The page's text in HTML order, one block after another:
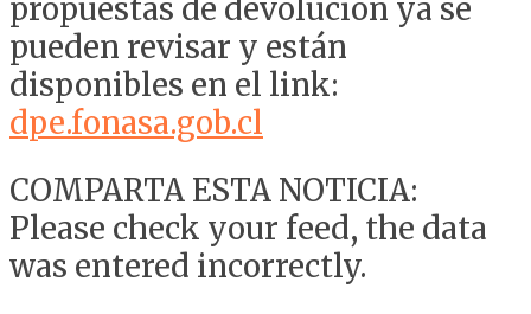
propuestas de devolución ya se
pueden revisar y están
disponibles en el link:
dpe.fonasa.gob.cl
COMPARTA ESTA NOTICIA:
Please check your feed, the data
was entered incorrectly.